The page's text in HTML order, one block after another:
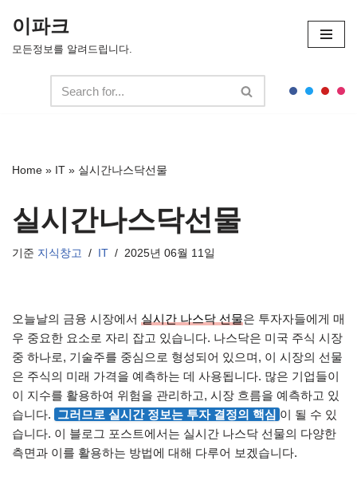
콘
기
이파크
모든정보를 알려드립니다.
Home » IT » 실시간나스닥선물
실시간나스닥선물
기준 지식창고 IT 2025년 06월 11일
오늘날의 금융 시장에서 실시간 나스닥 선물은 투자자들에게 매
우 중요한 요소로 자리 잡고 있습니다. 나스닥은 미국 주식 시장
중 하나로, 기술주를 중심으로 형성되어 있으며, 이 시장의 선물
은 주식의 미래 가격을 예측하는 데 사용됩니다. 많은 기업들이
이 지수를 활용하여 위험을 관리하고, 시장 흐름을 예측하고 있
습니다. 그러므로 실시간 정보는 투자 결정의 핵심 이 될 수 있
습니다. 이 블로그 포스트에서는 실시간 나스닥 선물의 다양한
측면과 이를 활용하는 방법에 대해 다루어 보겠습니다.